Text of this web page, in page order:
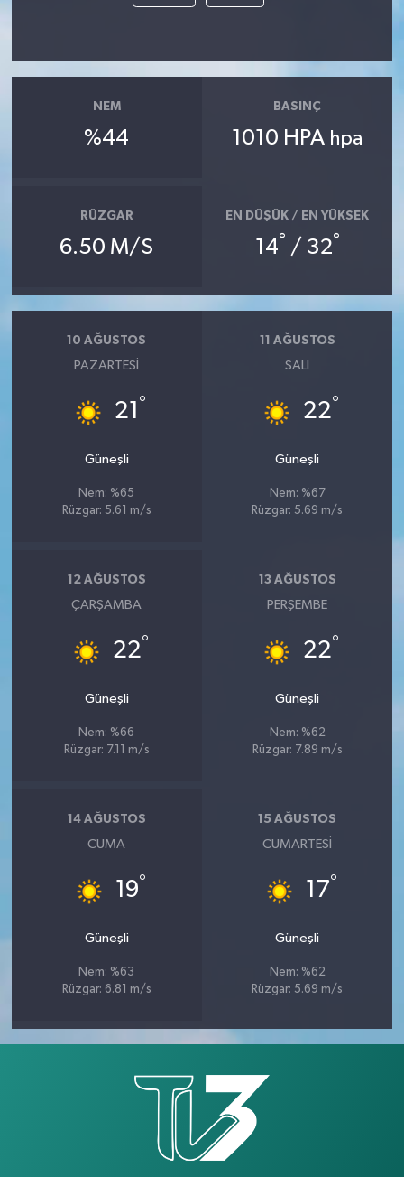
NEM
%44
BASINÇ
1010 HPA hpa
RÜZGAR
6.50 M/S
EN DÜŞÜK / EN YÜKSEK
14° / 32°
10 AĞUSTOS
PAZARTESI
21 °
Güneşli
Nem: %65
Rüzgar: 5.61 m/s
11 AĞUSTOS
SALI
22°
Güneşli
Nem: %67
Rüzgar: 5.69 m/s
12 AĞUSTOS
ÇARŞAMBA
22°
Güneşli
Nem: %66
Rüzgar: 7.11 m/s
13 AĞUSTOS
PERŞEMBE
22°
Güneşli
Nem: %62
Rüzgar: 7.89 m/s
14 AĞUSTOS
CUMA
19°
Güneşli
Nem: %63
Rüzgar: 6.81 m/s
15 AĞUSTOS
CUMARTESI
17°
Güneşli
Nem: %62
Rüzgar: 5.69 m/s